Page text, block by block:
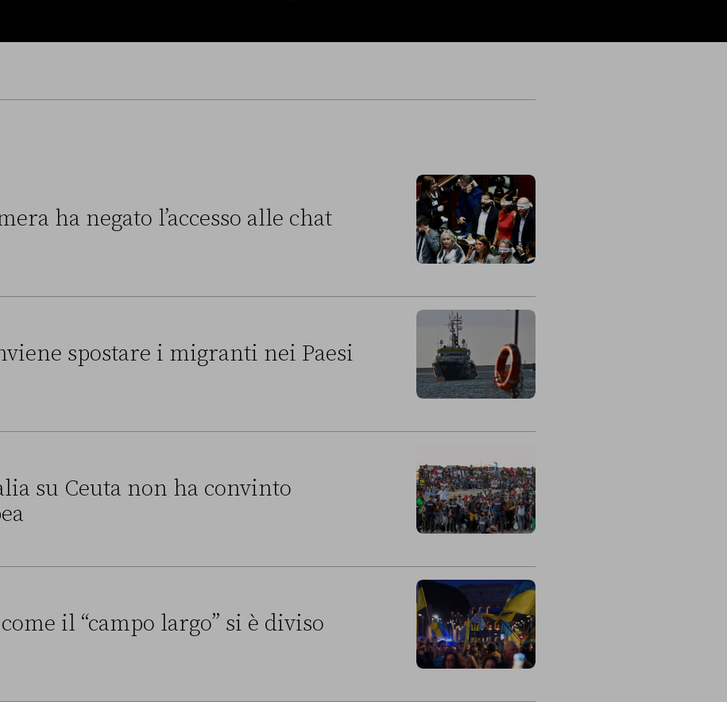
ha negato l’accesso alle chat
spostare i migranti nei Paesi
su Ceuta non ha convinto
il “campo largo” si è diviso